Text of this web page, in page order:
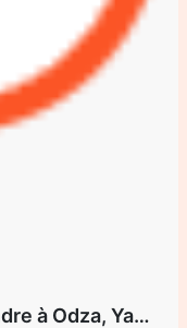
Terrain titré de 1229 m² à vendre à Odza, Yaoundé